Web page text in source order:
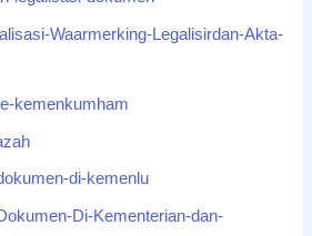
Waarmerking-Legalisirdan-Akta-
kemenkumham
di-kemenlu
Di-Kementerian-dan-